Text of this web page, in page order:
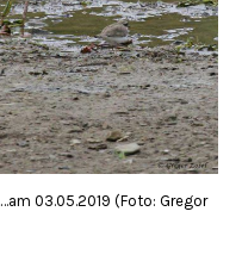
03.05.2019 (Foto: Gregor